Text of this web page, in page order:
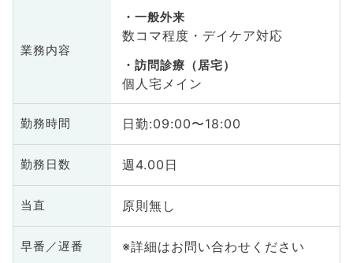
業務内容
一般外来
数コマ程度・デイケア対応
訪問診療（居宅）
個人宅メイン
勤務時間 日勤:09:00〜18:00
勤務日数 週4.00日
当直 原則無し
早番／遅番 ※詳細はお問い合わせください